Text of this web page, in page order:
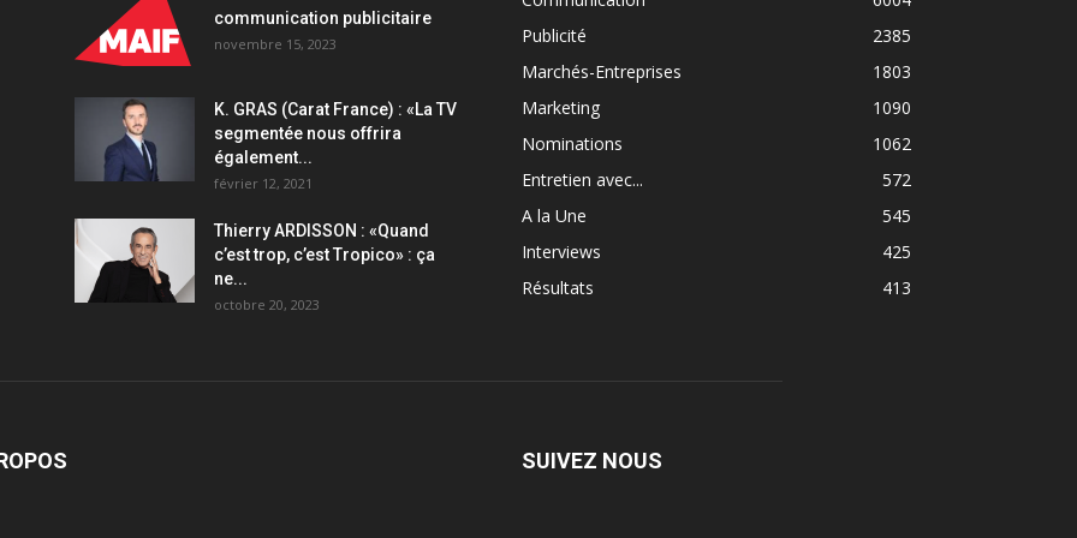
communication publicitaire
novembre 15, 2023
K. GRAS (Carat France) : «La TV
segmentée nous offrira
également...
février 12, 2021
Thierry ARDISSON : «Quand
c’est trop, c’est Tropico» : ça
ne...
octobre 20, 2023
Publicité
2385
Marchés-Entreprises
1803
Marketing
1090
Nominations
1062
Entretien avec...
572
A la Une
545
Interviews
425
Résultats
413
SUIVEZ NOUS